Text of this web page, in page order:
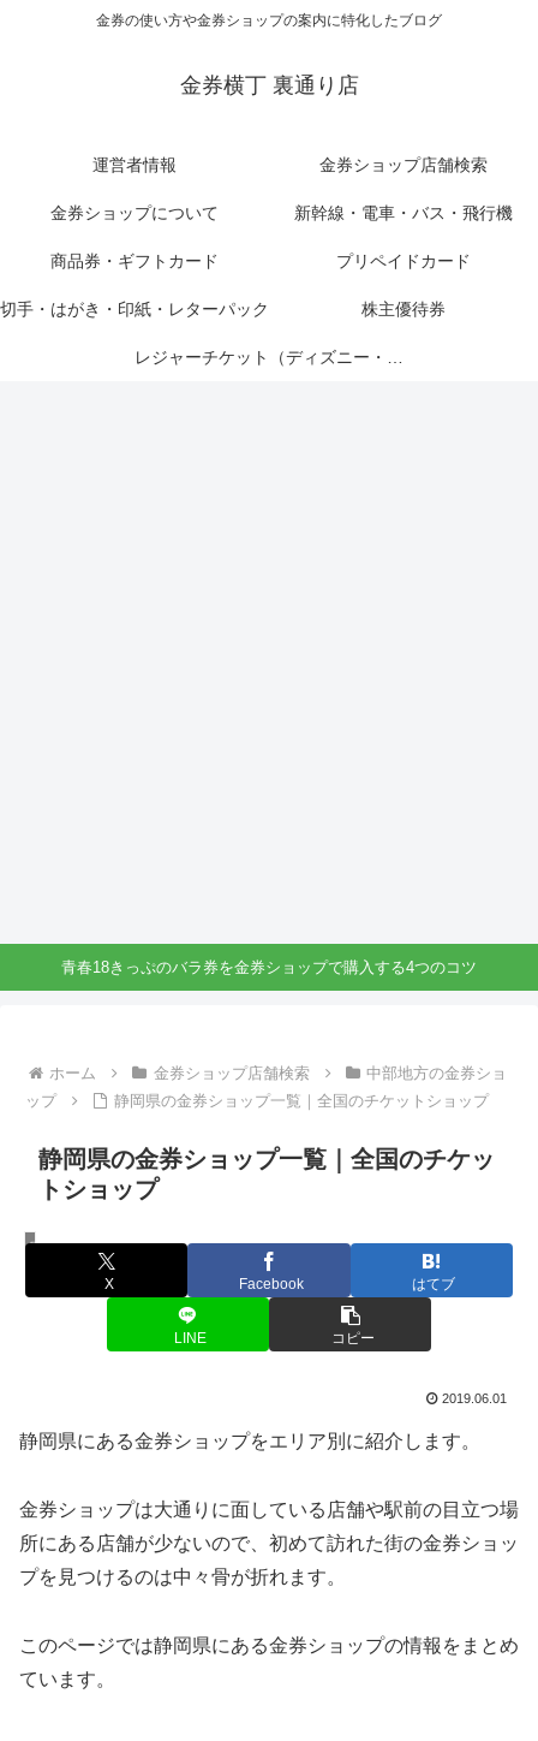
金券の使い方や金券ショップの案内に特化したブログ
金券横丁 裏通り店
運営者情報 金券ショップ店舗検索
金券ショップについて 新幹線・電車・バス・飛行機
商品券・ギフトカード プリペイドカード
切手・はがき・印紙・レターパック 株主優待券
レジャーチケット（ディズニー・USJ他）
青春18きっぷのバラ券を金券ショップで購入する4つのコツ
ホーム 金券ショップ店舗検索
中部地方の金券ショ
ップ
静岡県の金券ショップ一覧｜全国のチケットショップ
静岡県の金券ショップ一覧｜全国のチケッ
トショップ
中部地方の金券ショップ
X Facebook はてブ
LINE コピー
2019.06.01
静岡県にある金券ショップをエリア別に紹介します。
金券ショップは大通りに面している店舗や駅前の目立つ場
所にある店舗が少ないので、初めて訪れた街の金券ショッ
プを見つけるのは中々骨が折れます。
このページでは静岡県にある金券ショップの情報をまとめ
ています。